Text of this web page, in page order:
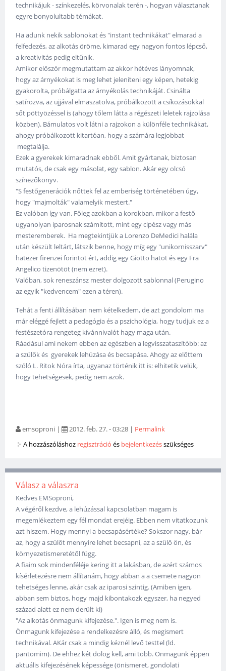
technikájuk - színkezelés, körvonalak terén -, hogyan választanak
egyre bonyolultabb témákat.
Ha adunk nekik sablonokat és "instant technikákat" elmarad a
felfedezés, az alkotás öröme, kimarad egy nagyon fontos lépcső,
a kreativitás pedig eltűnik.
Amikor először megmutattam az akkor hétéves lányomnak,
hogy az árnyékokat is meg lehet jeleníteni egy képen, hetekig
gyakorolta, próbálgatta az árnyékolás technikáját. Csinálta
satírozva, az ujjával elmaszatolva, próbálkozott a csíkozásokkal
sőt pöttyözéssel is (ahogy tőlem látta a régészeti leletek rajzolása
közben). Bámulatos volt látni a rajzokon a különféle technikákat,
ahogy próbálkozott kitartóan, hogy a számára legjobbat
megtalálja.
Ezek a gyerekek kimaradnak ebből. Amit gyártanak, biztosan
mutatós, de csak egy másolat, egy sablon. Akár egy olcsó
színezőkönyv.
"S festőgenerációk nőttek fel az emberiség történetében úgy,
hogy "majmolták" valamelyik mestert."
Ez valóban így van. Főleg azokban a korokban, mikor a festő
ugyanolyan iparosnak számított, mint egy cipész vagy más
mesteremberek. Ha megtekintjük a Lorenzo DeMedici halála
után készült leltárt, látszik benne, hogy míg egy "unikornisszarv"
hatezer firenzei forintot ért, addig egy Giotto hatot és egy Fra
Angelico tizenötöt (nem ezret).
Valóban, sok reneszánsz mester dolgozott sablonnal (Perugino
az egyik "kedvencem" ezen a téren).
Tehát a fenti állításában nem kételkedem, de azt gondolom ma
már eléggé fejlett a pedagógia és a pszichológia, hogy tudjuk ez a
festészetóra rengeteg kívánnivalót hagy maga után.
Ráadásul ami nekem ebben az egészben a legvisszataszítóbb: az
a szülők és gyerekek lehúzása és becsapása. Ahogy az előttem
szóló L. Ritok Nóra írta, ugyanaz történik itt is: elhitetik velük,
hogy tehetségesek, pedig nem azok.
emsoproni | 2012. feb. 27. - 03:28 | Permalink
A hozzászóláshoz regisztráció és bejelentkezésszükséges
Válasz a válaszra
Kedves EMSoproni,
A végéről kezdve, a lehúzással kapcsolatban magam is
megemlékeztem egy fél mondat erejéig. Ebben nem vitatkozunk
azt hiszem. Hogy mennyi a becsapásértéke? Sokszor nagy, bár
az, hogy a szülőt mennyire lehet becsapni, az a szülő ön, és
környezetismeretétől függ.
A fiaim sok mindenféléje kering itt a lakásban, de azért számos
kísérletezésre nem állítanám, hogy abban a a csemete nagyon
tehetséges lenne, akár csak az iparosi szintig. (Amiben igen,
abban sem biztos, hogy majd kibontakozk egyszer, ha negyed
század alatt ez nem derült ki)
"Az alkotás önmagunk kifejezése.". Igen is meg nem is.
Önmagunk kifejezése a rendelkezésre álló, és megismert
technikával. AKár csak a mindig kéznél levő testtel (ld.
pantomim). De ehhez két dolog kell, ami több. Önmagunk éppen
aktuális kifejezésének képessége (önismeret, gondolati